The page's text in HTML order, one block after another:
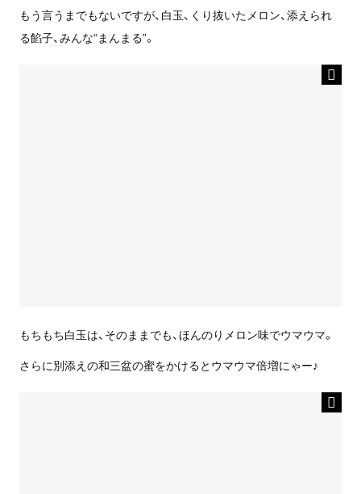
もう言うまでもないですが、白玉、くり抜いたメロン、添えられ
る餡子、みんな“まんまる”。
もちもち白玉は、そのままでも、ほんのりメロン味でウマウマ。
さらに別添えの和三盆の蜜をかけるとウマウマ倍増にゃー♪